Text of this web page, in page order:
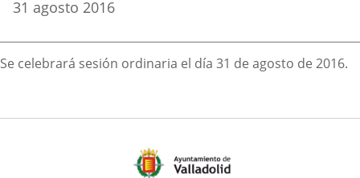
externa.externa.
evento
31 agosto 2016
Descripción
Se celebrará sesión ordinaria el día 31 de agosto de 2016.